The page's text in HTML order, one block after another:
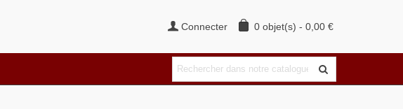
Connecter 0 objet(s) - 0,00 €